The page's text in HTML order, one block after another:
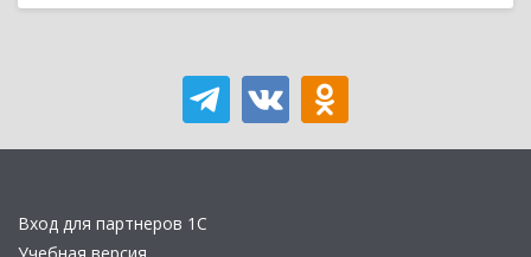
Вход для партнеров 1С